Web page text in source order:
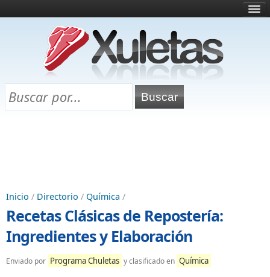
¿Qué es esto?
Directorio
Chuletas para exámenes
Inicio / Directorio / Química /
Recetas Clásicas de Repostería:
Ingredientes y Elaboración
Enviado por Programa Chuletas y clasificado en Química